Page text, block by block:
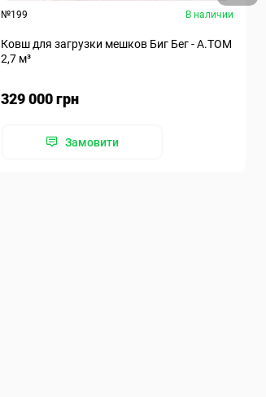
№199 В наличии
Ковш для загрузки мешков Биг Бег - А.ТОМ
2,7 м³
329 000 грн
Замовити